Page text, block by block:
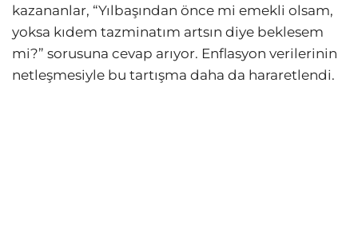
kazananlar, “Yılbaşından önce mi emekli olsam,
yoksa kıdem tazminatım artsın diye beklesem
mi?” sorusuna cevap arıyor. Enflasyon verilerinin
netleşmesiyle bu tartışma daha da hararetlendi.